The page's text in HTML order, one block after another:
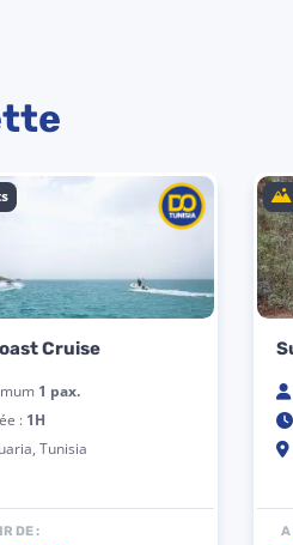
Noa Camp
Minimum
Durée :
A PARTIR DE :